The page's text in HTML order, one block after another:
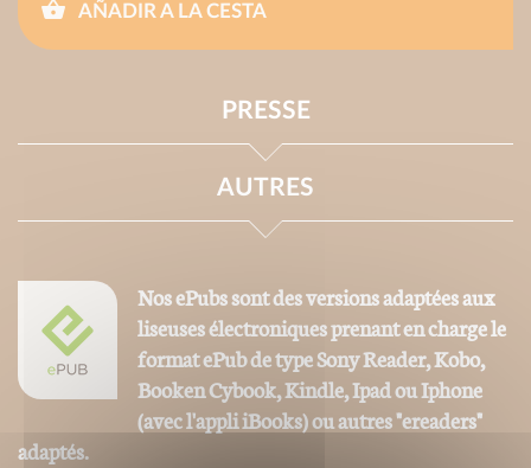
AÑADIR A LA CESTA
PRESSE
AUTRES
Nos ePubs sont des versions adaptées aux
liseuses électroniques prenant en charge le
format ePub de type Sony Reader, Kobo,
Booken Cybook, Kindle, Ipad ou Iphone
(avec l'appli iBooks) ou autres "ereaders"
adaptés.